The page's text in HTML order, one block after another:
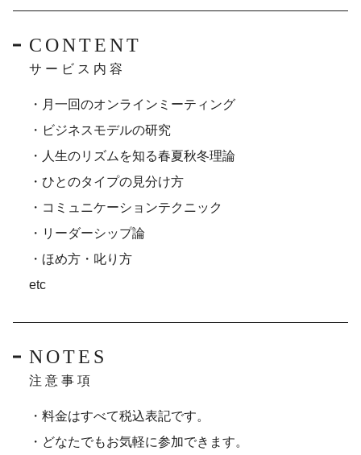
CONTENT
サービス内容
・月一回のオンラインミーティング
・ビジネスモデルの研究
・人生のリズムを知る春夏秋冬理論
・ひとのタイプの見分け方
・コミュニケーションテクニック
・リーダーシップ論
・ほめ方・叱り方
etc
NOTES
注意事項
・料金はすべて税込表記です。
・どなたでもお気軽に参加できます。